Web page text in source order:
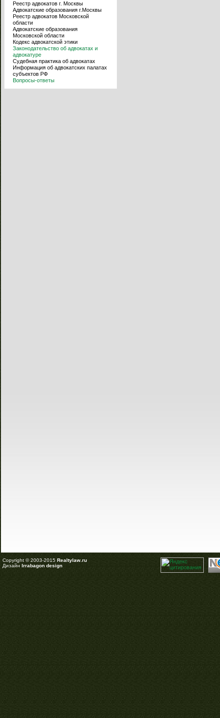
Реестр адвокатов г. Москвы
Адвокатские образования г.Москвы
Реестр адвокатов Московской
области
Адвокатские образования
Московской области
Кодекс адвокатской этики
Законодательство об адвокатах и
адвокатуре
Судебная практика об адвокатах
Информация об адвокатских палатах
субъектов РФ
Вопросы-ответы
Copyright © 2003-2015 Realtylaw.ru
Дизайн Irrabagon design